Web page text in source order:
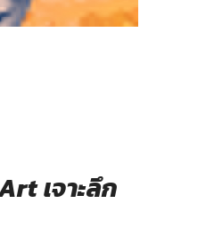
เจาะลึก